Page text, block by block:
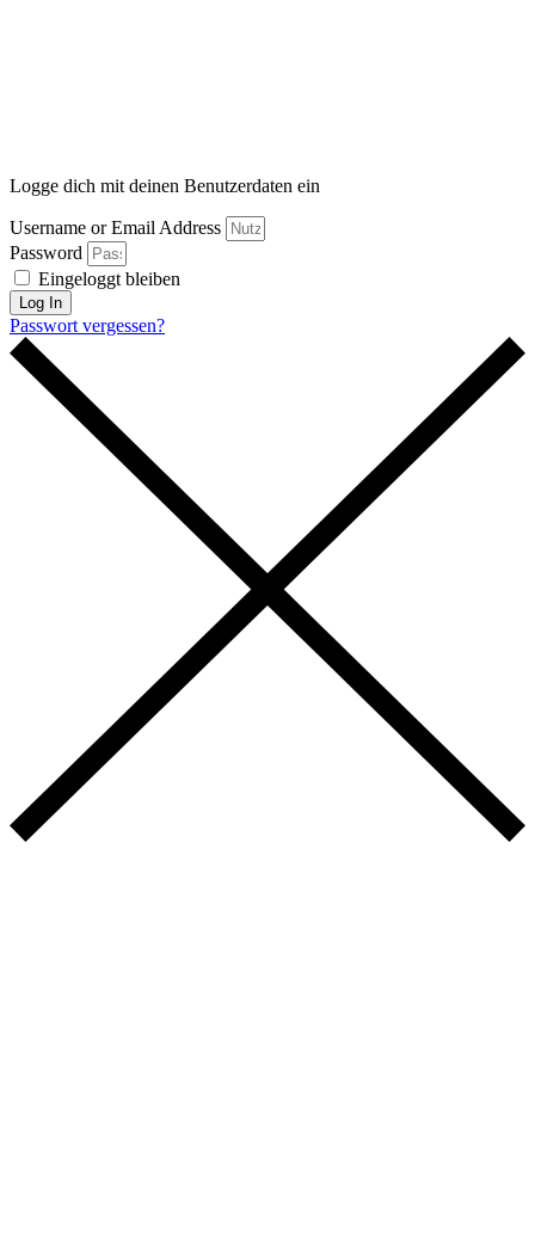
Logge dich mit deinen Benutzerdaten ein
Username or Email Address
Password
Eingeloggt bleiben
Log In
Passwort vergessen?